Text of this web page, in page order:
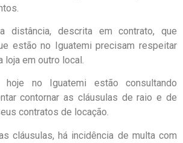
distância, descrita em contrato, que
estão no Iguatemi precisam respeitar
loja em outro local.
no Iguatemi estão consultando
contornar as cláusulas de raio e de
contratos de locação.
cláusulas, há incidência de multa com